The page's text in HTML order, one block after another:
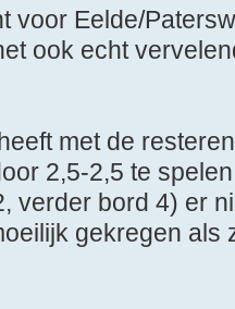
voor Eelde/
ook echt
met de
2,5-2,5 te
verder bord 4) er
gekregen als